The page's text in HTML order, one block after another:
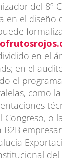
del 8º
en el diseño
en el
en el
el
como
o
B2B
del